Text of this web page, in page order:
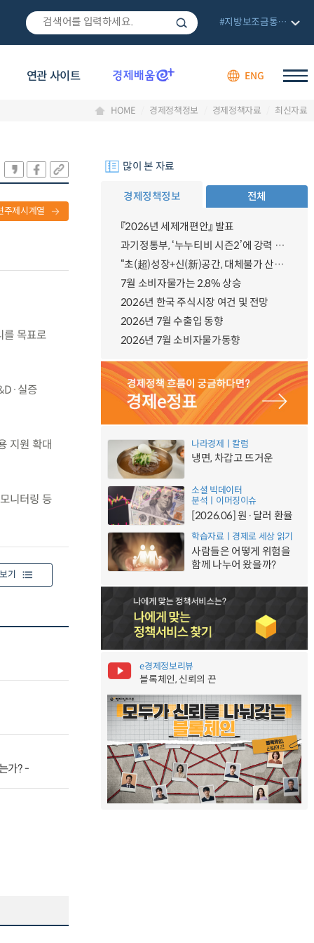
연관 사이트 ENG
#지방보조금통합관리망
HOME 경제정책정보 경제정책자료 최신자료
주제시계열
를 목표로
실증
지원 확대
니터링 등
기
가? -
많이 본 자료
경제정책정보 전체
『2026년 세제개편안』 발표
과기정통부, ‘누누티비 시즌2’에 강력 대응 의지 밝혀
“초(超)성장+신(新)공간, 대체불가 산업강국”
7월 소비자물가는 2.8% 상승
2026년 한국 주식시장 여건 및 전망
2026년 7월 수출입 동향
2026년 7월 소비자물가동향
나라경제ㅣ칼럼
냉면, 차갑고 뜨거운
소셜 빅데이터
분석ㅣ이머징이슈
[2026.06] 원·달러 환율
학습자료ㅣ경제로 세상 읽기
사람들은 어떻게 위험을
함께 나누어 왔을까?
e경제정보리뷰
블록체인, 신뢰의 끈